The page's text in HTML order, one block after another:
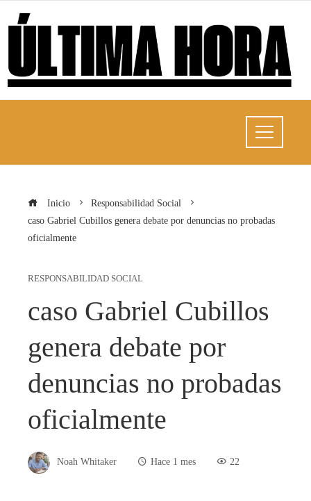
Inicio
Responsabilidad Social
caso Gabriel Cubillos genera debate por denuncias no probadas
oficialmente
RESPONSABILIDAD SOCIAL
caso Gabriel Cubillos
genera debate por
denuncias no probadas
oficialmente
Noah Whitaker Hace 1 mes 22